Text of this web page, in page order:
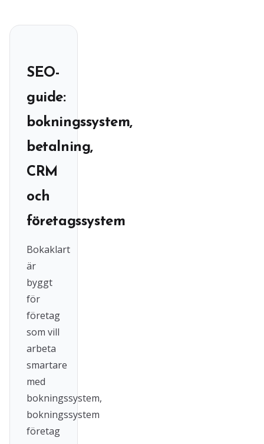
SEO-
guide:
bokningssystem,
betalning,
CRM
och
företagssystem
Bokaklart
är
byggt
för
företag
som vill
arbeta
smartare
med
bokningssystem,
bokningssystem
företag